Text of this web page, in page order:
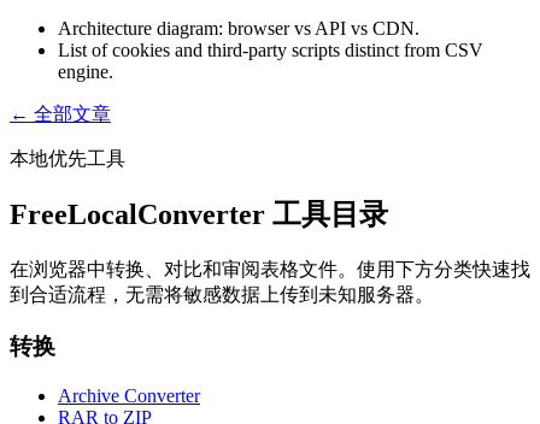
Architecture diagram: browser vs API vs CDN.
List of cookies and third-party scripts distinct from CSV
engine.
← 全部文章
本地优先工具
FreeLocalConverter 工具目录
在浏览器中转换、对比和审阅表格文件。使用下方分类快速找
到合适流程，无需将敏感数据上传到未知服务器。
转换
Archive Converter
RAR to ZIP